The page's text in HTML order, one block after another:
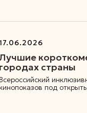
городах страны
под